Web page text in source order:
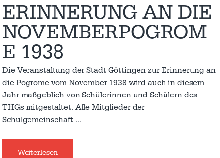
ERINNERUNG AN DIE
NOVEMBERPOGROM
E 1938
Die Veranstaltung der Stadt Göttingen zur Erinnerung an
die Pogrome vom November 1938 wird auch in diesem
Jahr maßgeblich von Schülerinnen und Schülern des
THGs mitgestaltet. Alle Mitglieder der
Schulgemeinschaft …
Weiterlesen